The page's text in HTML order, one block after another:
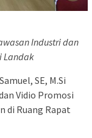
Industri dan
Landak
SE, M.Si
Vidio Promosi
di Ruang Rapat